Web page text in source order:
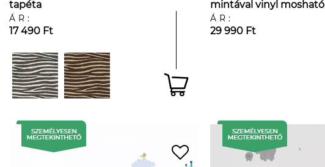
tapéta
ÁR:
17 490 Ft
mintával vinyl mosható
ÁR:
29 990 Ft